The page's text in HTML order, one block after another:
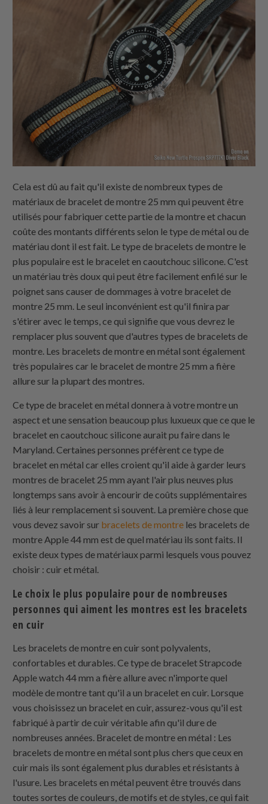
Cela est dû au fait qu'il existe de nombreux types de
matériaux de bracelet de montre 25 mm qui peuvent être
utilisés pour fabriquer cette partie de la montre et chacun
coûte des montants différents selon le type de métal ou de
matériau dont il est fait. Le type de bracelets de montre le
plus populaire est le bracelet en caoutchouc silicone. C'est
un matériau très doux qui peut être facilement enfilé sur le
poignet sans causer de dommages à votre bracelet de
montre 25 mm. Le seul inconvénient est qu'il finira par
s'étirer avec le temps, ce qui signifie que vous devrez le
remplacer plus souvent que d'autres types de bracelets de
montre. Les bracelets de montre en métal sont également
très populaires car le bracelet de montre 25 mm a fière
allure sur la plupart des montres.
Ce type de bracelet en métal donnera à votre montre un
aspect et une sensation beaucoup plus luxueux que ce que le
bracelet en caoutchouc silicone aurait pu faire dans le
Maryland. Certaines personnes préfèrent ce type de
bracelet en métal car elles croient qu'il aide à garder leurs
montres de bracelet 25 mm ayant l'air plus neuves plus
longtemps sans avoir à encourir de coûts supplémentaires
liés à leur remplacement si souvent. La première chose que
vous devez savoir sur bracelets de montre les bracelets de
montre Apple 44 mm est de quel matériau ils sont faits. Il
existe deux types de matériaux parmi lesquels vous pouvez
choisir : cuir et métal.
Le choix le plus populaire pour de nombreuses
personnes qui aiment les montres est les bracelets
en cuir
Les bracelets de montre en cuir sont polyvalents,
confortables et durables. Ce type de bracelet Strapcode
Apple watch 44 mm a fière allure avec n'importe quel
modèle de montre tant qu'il a un bracelet en cuir. Lorsque
vous choisissez un bracelet en cuir, assurez-vous qu'il est
fabriqué à partir de cuir véritable afin qu'il dure de
nombreuses années. Bracelet de montre en métal : Les
bracelets de montre en métal sont plus chers que ceux en
cuir mais ils sont également plus durables et résistants à
l'usure. Les bracelets en métal peuvent être trouvés dans
toutes sortes de couleurs, de motifs et de styles, ce qui fait